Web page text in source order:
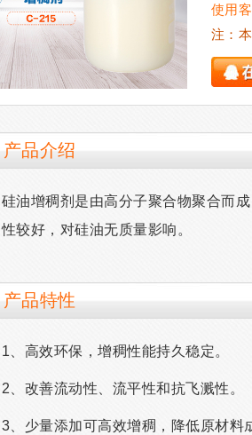
使用客
注：
产品介绍
硅油增稠剂是由高分子聚合物聚合而
性较好，对硅油无质量影响。
产品特性
1、高效环保，增稠性能持久稳定。
2、改善流动性、流平性和抗飞溅性。
3、少量添加可高效增稠，降低原材料